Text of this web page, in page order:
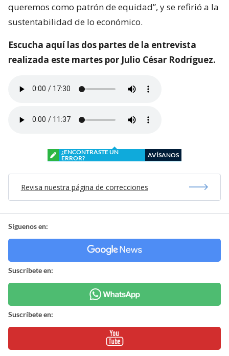
queremos como patrón de equidad”, y se refirió a la
sustentabilidad de lo económico.
Escucha aquí las dos partes de la entrevista
realizada este martes por Julio César Rodríguez.
¿ENCONTRASTE UN
ERROR?
AVÍSANOS
Revisa nuestra página de correcciones
Síguenos en:
Suscríbete en:
Suscríbete en: